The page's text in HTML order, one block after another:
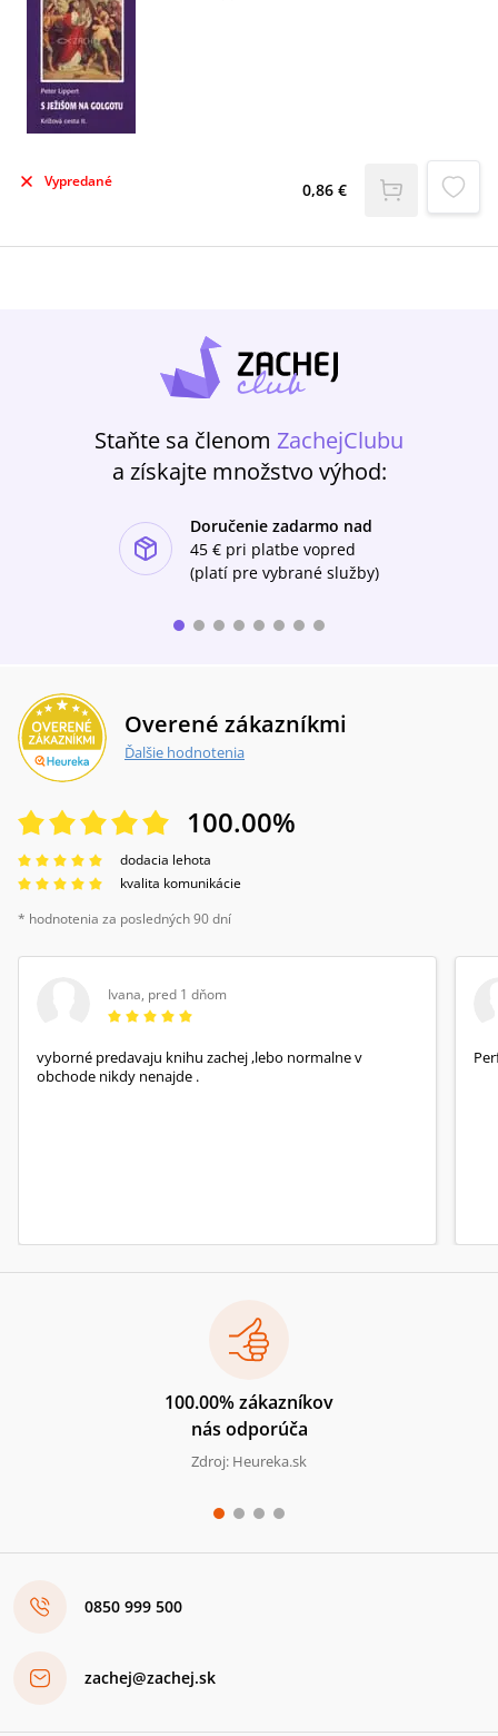
Vypredané 0,86 €
Staňte sa členom ZachejClubu
a získajte množstvo výhod:
Doručenie zadarmo nad
45 € pri platbe vopred
(platí pre vybrané služby)
Overené zákazníkmi
Ďalšie hodnotenia
100.00%
dodacia lehota
kvalita komunikácie
* hodnotenia za posledných 90 dní
Ivana, pred 1 dňom
vyborné predavaju knihu zachej ,lebo normalne v
obchode nikdy nenajde .
100.00% zákazníkov
nás odporúča
Zdroj: Heureka.sk
0850 999 500
zachej@zachej.sk